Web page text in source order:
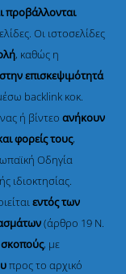
προβάλλονται
Οι ιστοσελίδες
, καθώς η
επισκεψιμότητά
backlink κοκ.
ή βίντεοανήκουν
φορείς τους,
Οδηγία
ιδιοκτησίας.
εντός των
(άρθρο 19 Ν.
σκοπούς, με
προς το αρχικό